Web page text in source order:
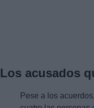
Los acusados
Pese a los